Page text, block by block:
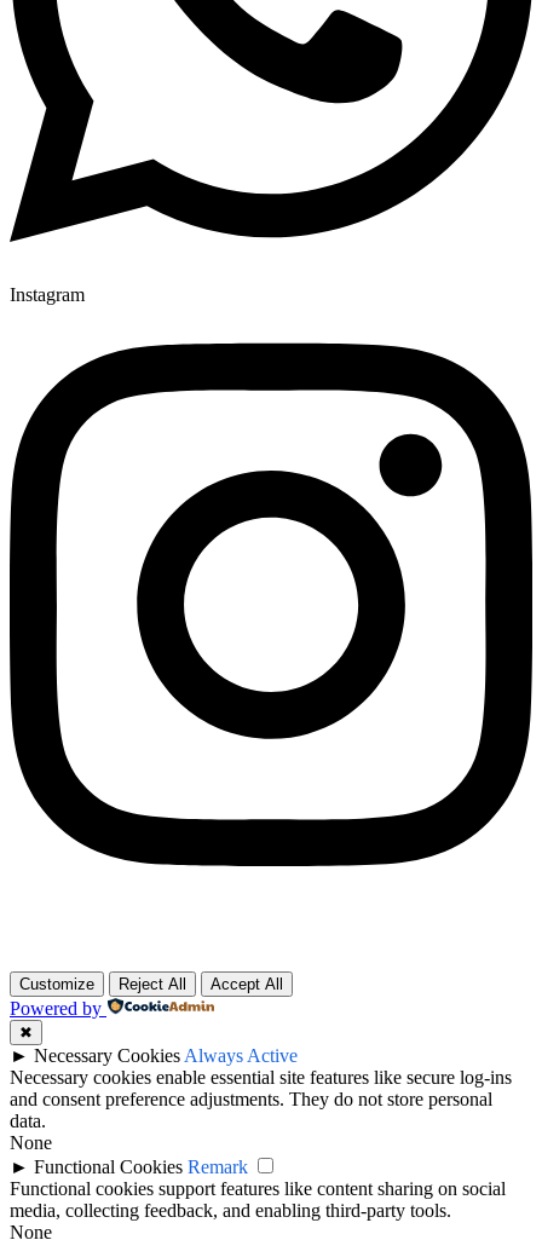
Instagram
Customize Reject All Accept All
Powered by
✖
► Necessary Cookies Always Active
Necessary cookies enable essential site features like secure log-ins
and consent preference adjustments. They do not store personal
data.
None
► Functional Cookies Remark
Functional cookies support features like content sharing on social
media, collecting feedback, and enabling third-party tools.
None